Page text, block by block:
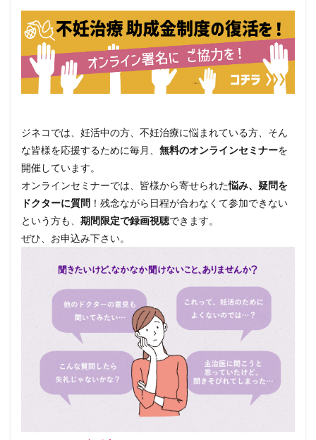
ジネコでは、妊活中の方、不妊治療に悩まれている方、そん
な皆様を応援するために毎月、 無料のオンラインセミナーを
開催しています。
オンラインセミナーでは、皆様から寄せられた悩み、疑問を
ドクターに質問 ！残念ながら日程が合わなくて参加できない
という方も、 期間限定で録画視聴できます。
ぜひ、お申込み下さい。